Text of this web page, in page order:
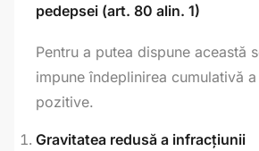
pedepsei (art. 80 alin. 1)
Pentru a putea dispune această
impune îndeplinirea cumulativă
pozitive.
Gravitatea redusă a infracțiunii